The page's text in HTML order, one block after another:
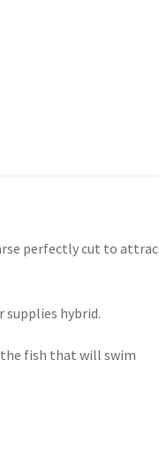
perfectly cut to
supplies hybrid.
fish that will swim